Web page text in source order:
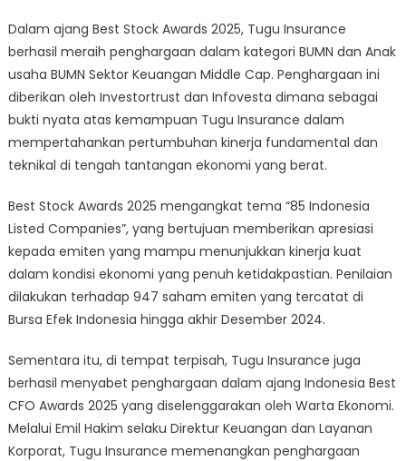
Dalam ajang Best Stock Awards 2025, Tugu Insurance
berhasil meraih penghargaan dalam kategori BUMN dan Anak
usaha BUMN Sektor Keuangan Middle Cap. Penghargaan ini
diberikan oleh Investortrust dan Infovesta dimana sebagai
bukti nyata atas kemampuan Tugu Insurance dalam
mempertahankan pertumbuhan kinerja fundamental dan
teknikal di tengah tantangan ekonomi yang berat.
Best Stock Awards 2025 mengangkat tema “85 Indonesia
Listed Companies”, yang bertujuan memberikan apresiasi
kepada emiten yang mampu menunjukkan kinerja kuat
dalam kondisi ekonomi yang penuh ketidakpastian. Penilaian
dilakukan terhadap 947 saham emiten yang tercatat di
Bursa Efek Indonesia hingga akhir Desember 2024.
Sementara itu, di tempat terpisah, Tugu Insurance juga
berhasil menyabet penghargaan dalam ajang Indonesia Best
CFO Awards 2025 yang diselenggarakan oleh Warta Ekonomi.
Melalui Emil Hakim selaku Direktur Keuangan dan Layanan
Korporat, Tugu Insurance memenangkan penghargaan